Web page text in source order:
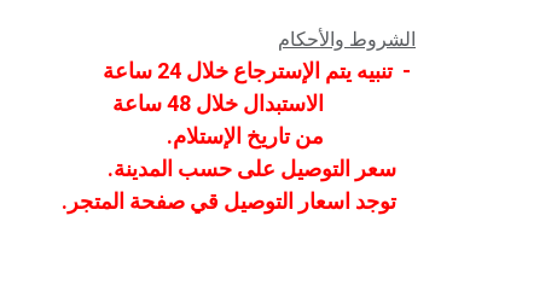
الشروط والأحكام
- تنبيه يتم الإسترجاع خلال 24 ساعة
الاستبدال خلال 48 ساعة
من تاريخ الإستلام.
سعر التوصيل على حسب المدينة.
توجد اسعار التوصيل قي صفحة المتجر.